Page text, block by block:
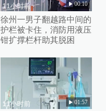
11小时前 00:10
徐州一男子翻越路中间的
护栏被卡住，消防用液压
钳扩撑栏杆助其脱困
11小时前 01:57